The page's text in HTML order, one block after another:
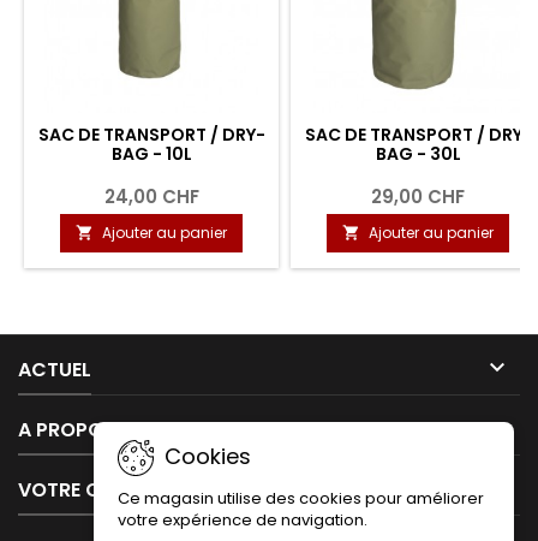
SAC DE TRANSPORT / DRY-
BAG - 10L
24,00 CHF
 Ajouter au panier
SAC DE TRANSPORT / DRY-
BAG - 30L
29,00 CHF
 Ajouter au panier
ACTUEL 
A PROPOS DE NOUS 
VOTRE COMPTE 
Cookies
Ce magasin utilise des cookies pour améliorer
votre expérience de navigation.